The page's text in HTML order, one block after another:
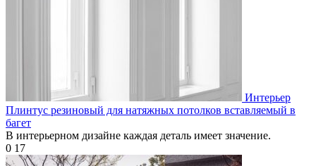
Интерьер
Плинтус резиновый для натяжных потолков вставляемый в
багет
В интерьерном дизайне каждая деталь имеет значение.
0 17